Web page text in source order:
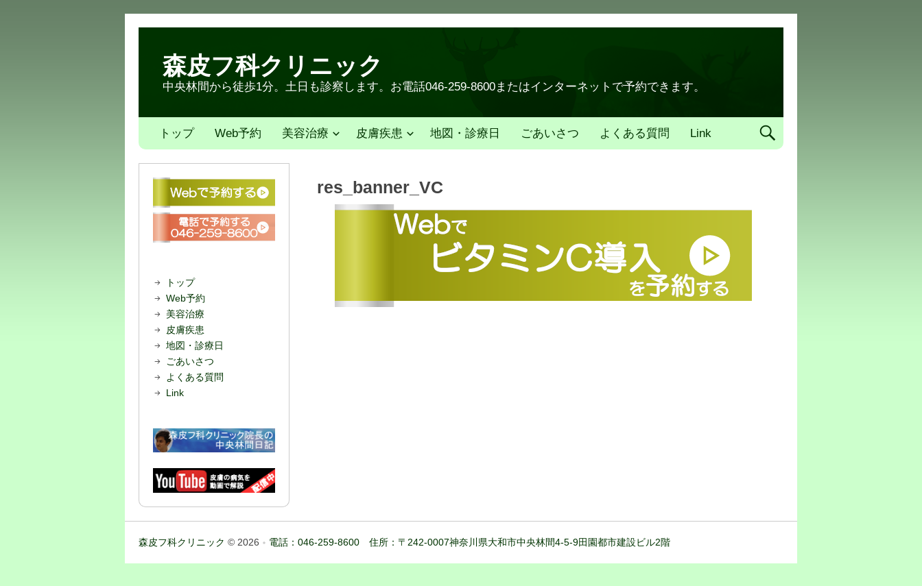
森皮フ科クリニック
中央林間から徒歩1分。土日も診察します。お電話046-259-8600またはインターネットで予約できます。
トップ Web予約 美容治療 皮膚疾患 地図・診療日 ごあいさつ よくある質問 Link
res_banner_VC
トップ
Web予約
美容治療
皮膚疾患
地図・診療日
ごあいさつ
よくある質問
Link
森皮フ科クリニック © 2026 電話：046-259-8600 住所：〒242-0007神奈川県大和市中央林間4-5-9田園都市建設ビル2階